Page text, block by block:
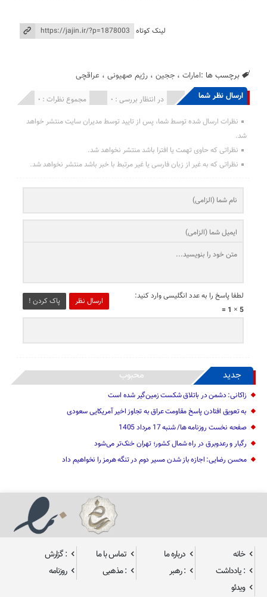
لینک کوتاه
برچسب ها :امارات ،ججین ،رژیم صهیونی ، عراقچی
ارسال نظر شما مجموع نظرات : 0 در انتظار بررسی : 0 انتشار یافته : 0
نظرات ارسال شده توسط شما، پس از تایید توسط مدیران سایت منتشر خواهد
شد.
نظراتی که حاوی تهمت یا افترا باشد منتشر نخواهد شد.
نظراتی که به غیر از زبان فارسی یا غیر مرتبط با خبر باشد منتشر نخواهد شد.
ارسال نظر پاک کردن !
لطفا پاسخ را به عدد انگلیسی وارد کنید:
5 × 1 =
جدید محبوب
زاکانی: دشمن در باتلاق شکست زمین‌گیر شده است
به تعویق افتادن پاسخ مقاومت عراق به تجاوز اخیر آمریکایی سعودی
صفحه نخست روزنامه ها/ شنبه 17 مرداد 1405
رگبار و رعدوبرق در راه شمال کشور؛ تهران خنک‌تر می‌شود
محسن رضایی: اجازه باز شدن مسیر دوم در تنگه هرمز را نخواهیم داد
خانه درباره ما تماس با ما
: گزارش
: یادداشت
: رهبر : مذهبی
روزنامه
ویدئو